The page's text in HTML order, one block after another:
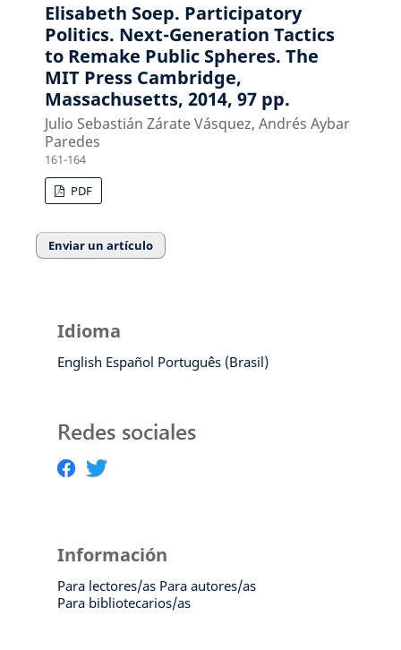
Elisabeth Soep. Participatory
Politics. Next-Generation Tactics
to Remake Public Spheres. The
MIT Press Cambridge,
Massachusetts, 2014, 97 pp.
Julio Sebastián Zárate Vásquez, Andrés Aybar
Paredes
161-164
PDF
Enviar un artículo
Idioma
English Español Português (Brasil)
Información
Para lectores/as Para autores/as
Para bibliotecarios/as